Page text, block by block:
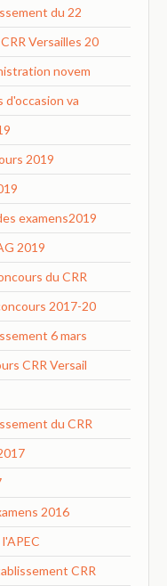
du 22
Versailles 20
novem
d'occasion va
2019
examens2019
2019
du CRR
2017-20
6 mars
CRR Versail
du CRR
2016
CRR